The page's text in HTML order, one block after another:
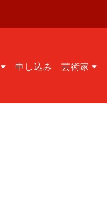
申し込み 芸術家